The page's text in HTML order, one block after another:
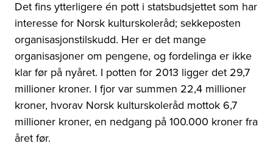
Det fins ytterligere én pott i statsbudsjettet som har
interesse for Norsk kulturskoleråd; sekkeposten
organisasjonstilskudd. Her er det mange
organisasjoner om pengene, og fordelinga er ikke
klar før på nyåret. I potten for 2013 ligger det 29,7
millioner kroner. I fjor var summen 22,4 millioner
kroner, hvorav Norsk kulturskoleråd mottok 6,7
millioner kroner, en nedgang på 100.000 kroner fra
året før.